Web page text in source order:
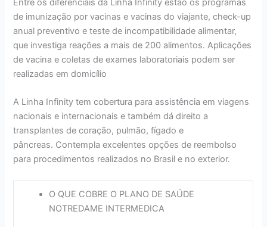
Entre os diferenciais da Linha Infinity estão os programas
de imunização por vacinas e vacinas do viajante, check-up
anual preventivo e teste de incompatibilidade alimentar,
que investiga reações a mais de 200 alimentos. Aplicações
de vacina e coletas de exames laboratoriais podem ser
realizadas em domicílio
A Linha Infinity tem cobertura para assistência em viagens
nacionais e internacionais e também dá direito a
transplantes de coração, pulmão, fígado e
pâncreas. Contempla excelentes opções de reembolso
para procedimentos realizados no Brasil e no exterior.
O QUE COBRE O PLANO DE SAÚDE
NOTREDAME INTERMEDICA